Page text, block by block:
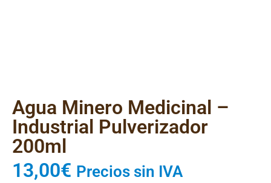
Agua Minero Medicinal –
Industrial Pulverizador
200ml
13,00€ Precios sin IVA